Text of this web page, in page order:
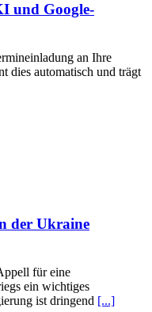
und Google-
an Ihre
dies automatisch und trägt
der Ukraine
für eine
ein wichtiges
ist dringend [...]